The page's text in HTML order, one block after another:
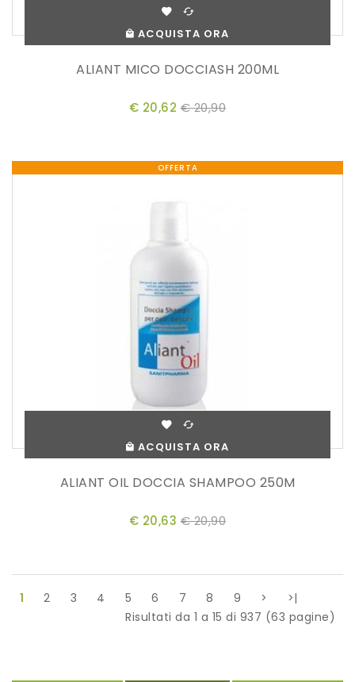
ACQUISTA ORA
ALIANT MICO DOCCIASH 200ML
€ 20,62 € 20,90
OFFERTA
ACQUISTA ORA
ALIANT OIL DOCCIA SHAMPOO 250M
€ 20,63 € 20,90
1 2 3 4 5 6 7 8 9 >
>|
Risultati da 1 a 15 di 937 (63 pagine)